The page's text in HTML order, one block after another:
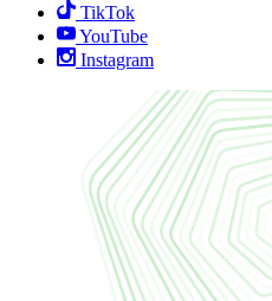
TikTok
YouTube
Instagram